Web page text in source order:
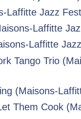
Laffitte Jazz
Laffitte
Laffitte
Tango Trio
(Maisons-
Them Cook